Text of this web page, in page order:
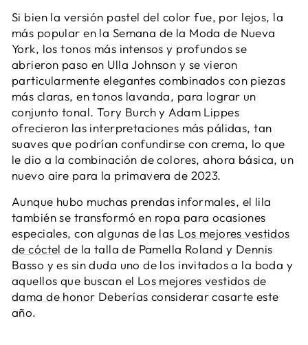
Si bien la versión pastel del color fue, por lejos, la
más popular en la Semana de la Moda de Nueva
York, los tonos más intensos y profundos se
abrieron paso en Ulla Johnson y se vieron
particularmente elegantes combinados con piezas
más claras, en tonos lavanda, para lograr un
conjunto tonal. Tory Burch y Adam Lippes
ofrecieron las interpretaciones más pálidas, tan
suaves que podrían confundirse con crema, lo que
le dio a la combinación de colores, ahora básica, un
nuevo aire para la primavera de 2023.
Aunque hubo muchas prendas informales, el lila
también se transformó en ropa para ocasiones
especiales, con algunas de las Los mejores vestidos
de cóctel de la talla de Pamella Roland y Dennis
Basso y es sin duda uno de los invitados a la boda y
aquellos que buscan el Los mejores vestidos de
dama de honor Deberías considerar casarte este
año.